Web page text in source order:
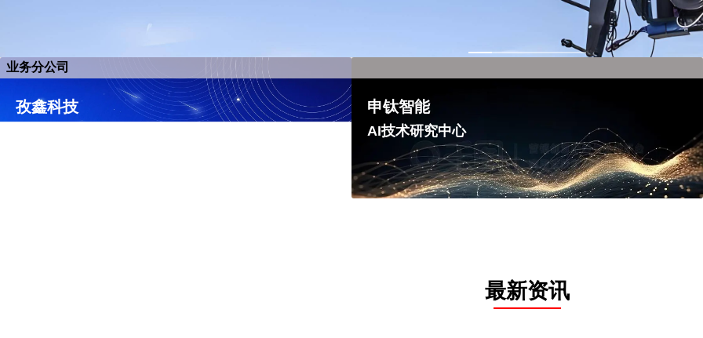
业务分公司
孜鑫科技 申钛智能
AI技术研究中心
最新资讯